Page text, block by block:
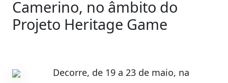
Camerino, no âmbito do
Projeto Heritage Game
Decorre, de 19 a 23 de maio, na